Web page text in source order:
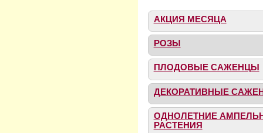
АКЦИЯ МЕСЯЦА
РОЗЫ
ПЛОДОВЫЕ САЖЕНЦЫ
ДЕКОРАТИВНЫЕ
ОДНОЛЕТНИЕ
РАСТЕНИЯ